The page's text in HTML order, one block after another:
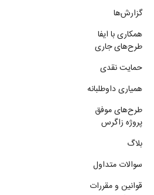
گزارش‌ها
همکاری با ایفا
طرح‌های جاری
حمایت نقدی
همیاری داوطلبانه
طرح‌های موفق
پروژه زاگرس
بلاگ
سوالات متداول
قوانین و مقررات